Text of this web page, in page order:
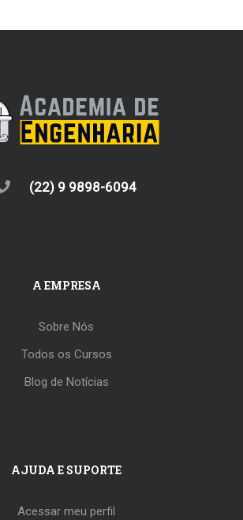
(22) 9 9898-6094
A EMPRESA
Sobre Nós
Todos os Cursos
Blog de Notícias
AJUDA E SUPORTE
Acessar meu perfil